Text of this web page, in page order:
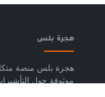
هجرة بلس
هجرة بلس منصة
موثوقة حول